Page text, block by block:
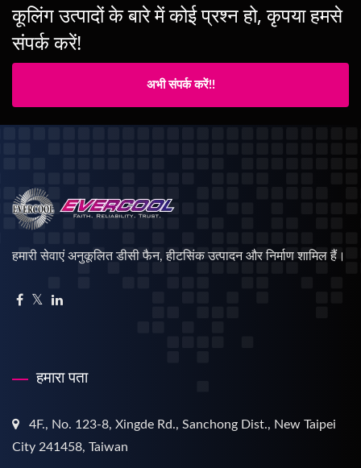
कूलिंग उत्पादों के बारे में कोई प्रश्न हो, कृपया हमसे
संपर्क करें!
अभी संपर्क करें!!
हमारी सेवाएं अनुकूलित डीसी फैन, हीटसिंक उत्पादन और निर्माण शामिल हैं।
हमारा पता
4F., No. 123-8, Xingde Rd., Sanchong Dist., New Taipei
City 241458, Taiwan